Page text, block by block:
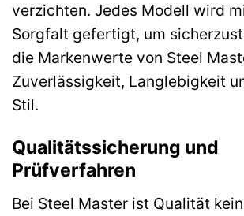
verzichten. Jedes Modell wird
Sorgfalt gefertigt, um
die Markenwerte von Steel
Zuverlässigkeit, Langlebigkeit
Stil.
Qualitätssicherung und
Prüfverfahren
Bei Steel Master ist Qualität kein